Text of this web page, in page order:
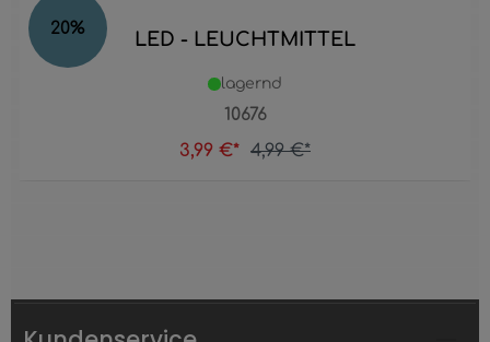
20% LED - LEUCHTMITTEL
10676
lagernd
3,99 €* 4,99 €*